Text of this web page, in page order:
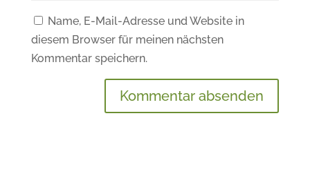
Name, E-Mail-Adresse und Website in
diesem Browser für meinen nächsten
Kommentar speichern.